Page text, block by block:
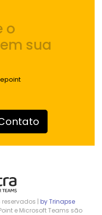
o
em sua
| by Trinapse
e Microsoft Teams são